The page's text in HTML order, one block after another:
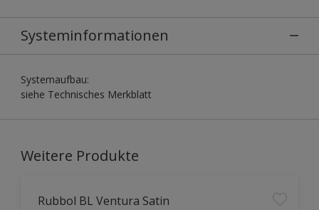
Systeminformationen
Systemaufbau:
siehe Technisches Merkblatt
Weitere Produkte
Rubbol BL Ventura Satin